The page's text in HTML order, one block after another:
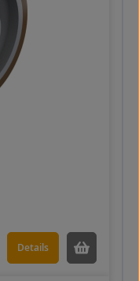
Details